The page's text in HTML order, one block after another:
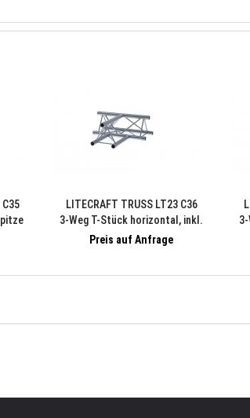
LITECRAFT TRUSS LT23 C36
3-Weg T-Stück horizontal, inkl.
Verbindersatz
Preis auf Anfrage